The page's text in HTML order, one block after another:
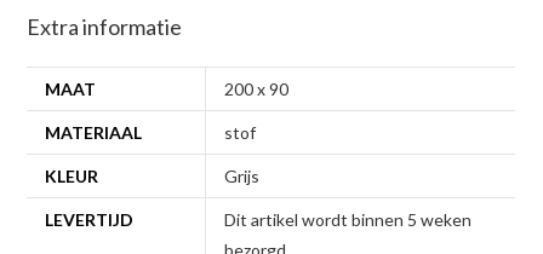
Extra informatie
MAAT 200 x 90
MATERIAAL stof
KLEUR Grijs
LEVERTIJD
Dit artikel wordt binnen 5 weken
bezorgd